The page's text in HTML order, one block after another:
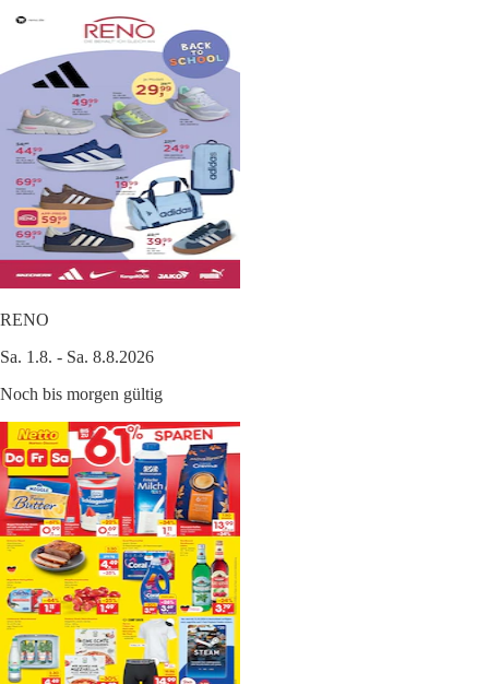
RENO
Sa. 1.8. - Sa. 8.8.2026
Noch bis morgen gültig